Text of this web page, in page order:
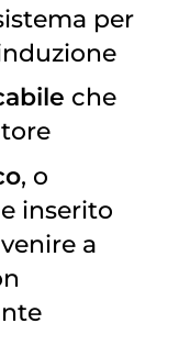
per
che
, o
inserito
a